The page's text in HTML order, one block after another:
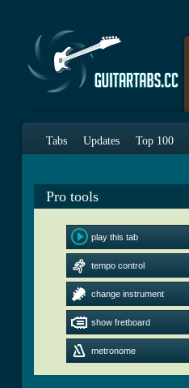
Tabs Updates Top 100
Pro tools
play this tab
tempo control
change instrument
show fretboard
metronome